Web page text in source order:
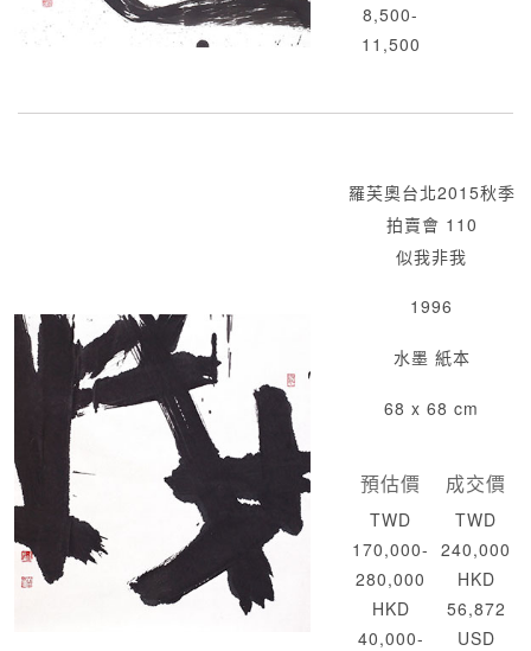
8,500-
11,500
羅芙奧台北2015秋季
拍賣會 110
似我非我
1996
水墨 紙本
68 x 68 cm
預估價
TWD
170,000-
280,000
HKD
40,000-
成交價
TWD
240,000
HKD
56,872
USD